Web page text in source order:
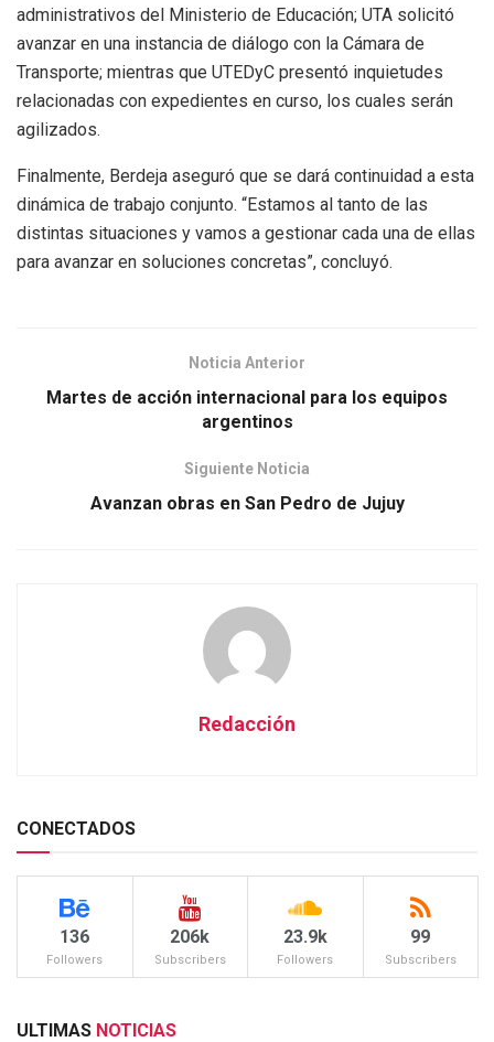
administrativos del Ministerio de Educación; UTA solicitó
avanzar en una instancia de diálogo con la Cámara de
Transporte; mientras que UTEDyC presentó inquietudes
relacionadas con expedientes en curso, los cuales serán
agilizados.
Finalmente, Berdeja aseguró que se dará continuidad a esta
dinámica de trabajo conjunto. “Estamos al tanto de las
distintas situaciones y vamos a gestionar cada una de ellas
para avanzar en soluciones concretas”, concluyó.
Noticia Anterior
Martes de acción internacional para los equipos
argentinos
Siguiente Noticia
Avanzan obras en San Pedro de Jujuy
Redacción
CONECTADOS
136
Followers
206k
Subscribers
23.9k
Followers
99
Subscribers
ULTIMAS NOTICIAS